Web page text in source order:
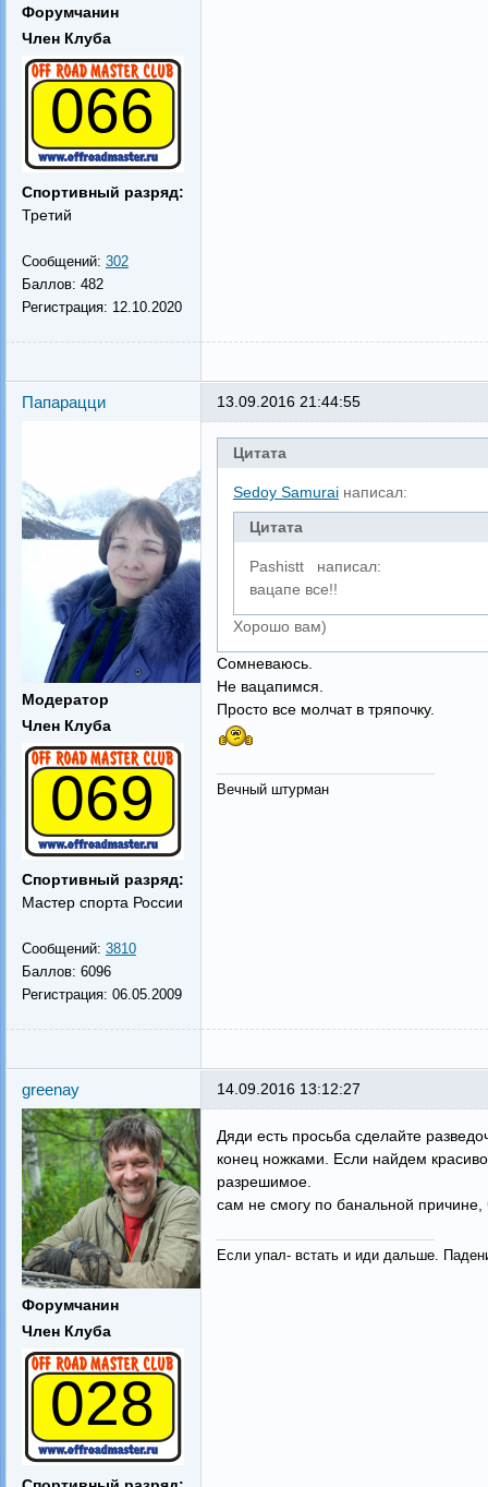
Форумчанин
Член Клуба
066
Спортивный разряд:
Третий
Сообщений: 302
Баллов: 482
Регистрация: 12.10.2020
Папарацци
Модератор
Член Клуба
069
Спортивный разряд:
Мастер спорта России
Сообщений: 3810
Баллов: 6096
Регистрация: 06.05.2009
13.09.2016 21:44:55
Цитата
Sedoy Samuraiнаписал:
Цитата
Pashistt написал:
вацапе все!!
Хорошо вам)
Сомневаюсь.
Не вацапимся.
Просто все молчат в тряпочку.
Вечный штурман
greenay
Форумчанин
Член Клуба
028
14.09.2016 13:12:27
Дяди есть просьба сделайте
конец ножками. Если найдем
разрешимое.
сам не смогу по банальной причине,
Если упал- встать и иди дальше.